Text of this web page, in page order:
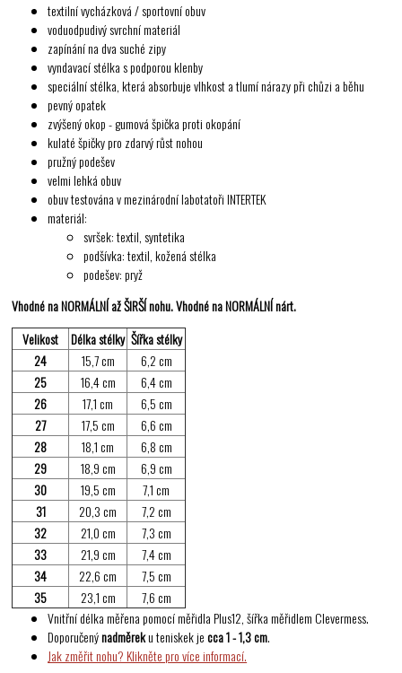
textilní vycházková / sportovní obuv
voduodpudivý svrchní materiál
zapínání na dva suché zipy
vyndavací stélka s podporou klenby
speciální stélka, která absorbuje vlhkost a tlumí nárazy při chůzi a běhu
pevný opatek
zvýšený okop - gumová špička proti okopání
kulaté špičky pro zdarvý růst nohou
pružný podešev
velmi lehká obuv
obuv testována v mezinárodní labotatoři INTERTEK
materiál:
svršek: textil, syntetika
podšívka: textil, kožená stélka
podešev: pryž
Vhodné na NORMÁLNÍ až ŠIRŠÍ nohu. Vhodné na NORMÁLNÍ nárt.
Velikost
Délka stélky Šířka stélky
24
15,7 cm
6,2 cm
25
16,4 cm
6,4 cm
26
17,1 cm
6,5 cm
27
17,5 cm
6,6 cm
28
18,1 cm
6,8 cm
29
18,9 cm
6,9 cm
30
19,5 cm
7,1 cm
31
20,3 cm
7,2 cm
32
21,0 cm
7,3 cm
33
21,9 cm
7,4 cm
34
22,6 cm
7,5 cm
35
23,1 cm
7,6 cm
Vnitřní délka měřena pomocí měřidla Plus12, šířka měřidlem Clevermess.
Doporučenýnadměreku teniskek jecca 1 - 1,3 cm.
Jak změřit nohu? Klikněte pro více informací.